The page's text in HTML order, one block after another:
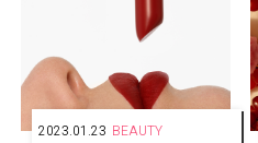
2023.01.23 BEAUTY